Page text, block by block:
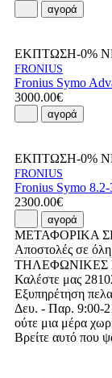
αγορά
ΕΚΠΤΩΣΗ-0%
FRONIUS
Fronius Symo
3000.00€
αγορά
ΕΚΠΤΩΣΗ-0%
FRONIUS
Fronius Symo
2300.00€
αγορά
ΜΕΤΑΦΟΡΙΚΑ
Αποστολές σε
ΤΗΛΕΦΩΝΙΚΕΣ
Καλέστε μας
Εξυπηρέτηση
Δευ. - Παρ. 9:00-
ούτε μια μέρα
Βρείτε αυτό που